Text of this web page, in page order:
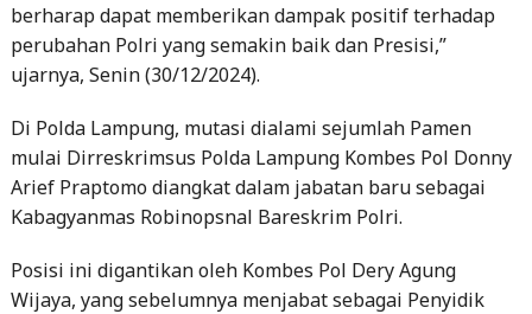
berharap dapat memberikan dampak positif terhadap
perubahan Polri yang semakin baik dan Presisi,”
ujarnya, Senin (30/12/2024).
Di Polda Lampung, mutasi dialami sejumlah Pamen
mulai Dirreskrimsus Polda Lampung Kombes Pol Donny
Arief Praptomo diangkat dalam jabatan baru sebagai
Kabagyanmas Robinopsnal Bareskrim Polri.
Posisi ini digantikan oleh Kombes Pol Dery Agung
Wijaya, yang sebelumnya menjabat sebagai Penyidik